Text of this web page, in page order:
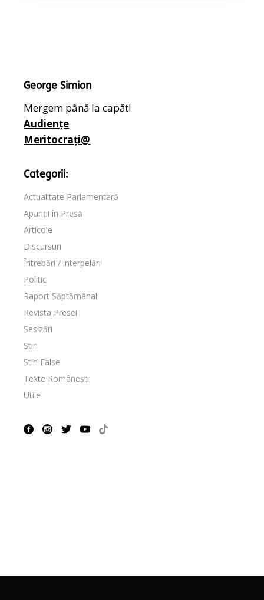
George Simion
Mergem până la capăt!
Audiențe
Meritocrați@
Categorii:
Actualitate Parlamentară
Apariții în Presă
Articole
Discursuri
Întrebări / interpelări
Politic
Raport Săptămânal
Revista Presei
Sesizări
Știri
Stiri False
Texte Românești
Utile